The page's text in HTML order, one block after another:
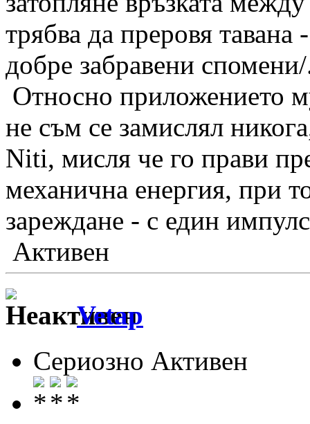
трябва да преровя
добре забравени
Относно приложението
не съм се замислял
Niti, мисля че го прави
механична енергия, при
зареждане - с един
Активен
Vetap
Сериозно Активен